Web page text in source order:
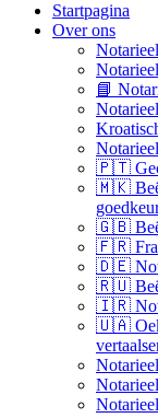
Startpagina
Over ons
📘
🇵🇹
🇲🇰
🇬🇧
🇫🇷
🇩🇪
🇷🇺
🇮🇷
🇺🇦